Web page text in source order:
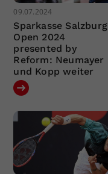
09.07.2024
Sparkasse Salzburg
Open 2024
presented by
Reform: Neumayer
und Kopp weiter